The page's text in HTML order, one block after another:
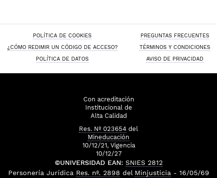
POLÍTICA DE COOKIES
PREGUNTAS FRECUENTES
¿CÓMO REDIMIR UN CÓDIGO DE ACCESO?
TÉRMINOS Y CONDICIONES
POLÍTICA DE DATOS
AVISO DE PRIVACIDAD
Con acreditación
Institucional de
Alta Calidad
Res. Nº 023654 del
Mineducación
10/12/21, Vigencia
10/12/27
©UNIVERSIDAD EAN: SNIES 2812
Personería Jurídica Res. nº. 2898 del Minjusticia - 16/05/69